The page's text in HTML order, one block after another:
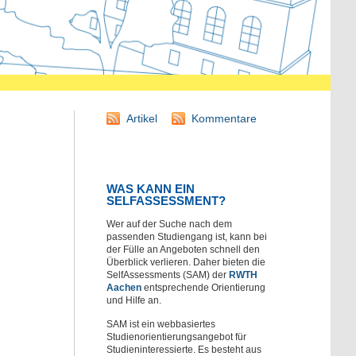
Artikel Kommentare
WAS KANN EIN
SELFASSESSMENT?
Wer auf der Suche nach dem
passenden Studiengang ist, kann bei
der Fülle an Angeboten schnell den
Überblick verlieren. Daher bieten die
SelfAssessments (SAM) der RWTH
Aachen entsprechende Orientierung
und Hilfe an.
SAM ist ein webbasiertes
Studienorientierungsangebot für
Studieninteressierte. Es besteht aus